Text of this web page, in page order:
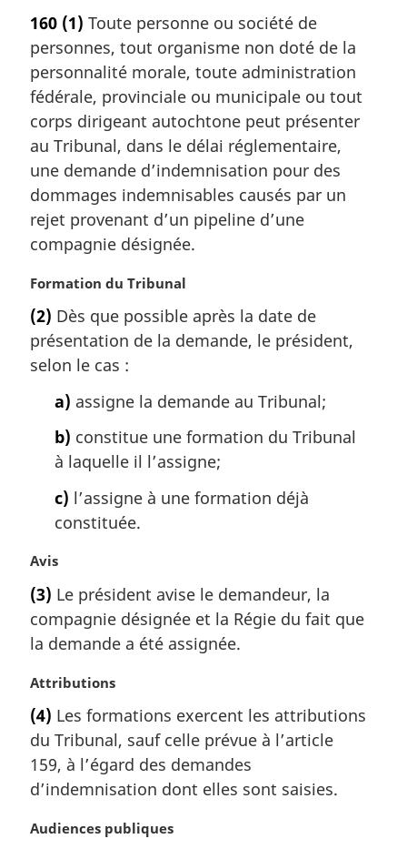
t
e
m
a
g
i
n
a
e
:
160 (1) Toute personne ou société de
personnes, tout organisme non doté de la
personnalité morale, toute administration
fédérale, provinciale ou municipale ou tout
corps dirigeant autochtone peut présenter
au Tribunal, dans le délai réglementaire,
une demande d’indemnisation pour des
dommages indemnisables causés par un
rejet provenant d’un pipeline d’une
compagnie désignée.
N
t
e
m
Formation du Tribunal
(2) Dès que possible après la date de
présentation de la demande, le président,
selon le cas :
a) assigne la demande au Tribunal;
b) constitue une formation du Tribunal
à laquelle il l’assigne;
c) l’assigne à une formation déjà
constituée.
N
t
e
m
r
i
n
a
e
:
Avis
(3) Le président avise le demandeur, la
compagnie désignée et la Régie du fait que
la demande a été assignée.
N
t
e
m
a
g
Attributions
(4) Les formations exercent les attributions
du Tribunal, sauf celle prévue à l’article
159, à l’égard des demandes
d’indemnisation dont elles sont saisies.
N
Audiences publiques